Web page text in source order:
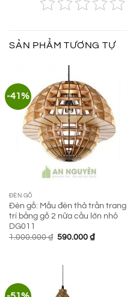
SẢN PHẨM TƯƠNG TỰ
-41%
ĐÈN GỖ
Đèn gỗ: Mẫu đèn thả trần trang
trí bằng gỗ 2 nửa cầu lớn nhỏ
DG011
1.000.000₫ Giá
590.000 ₫Giá